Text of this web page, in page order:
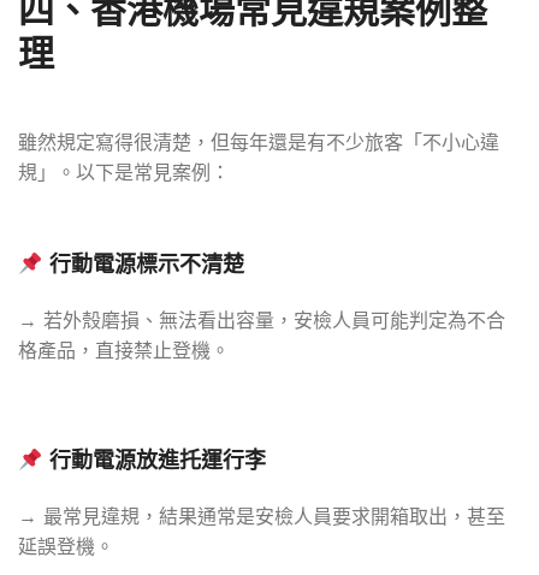
理
雖然規定寫得很清楚，但每年還是有不少旅客「不小心違
規」。以下是常見案例：
行動電源標示不清楚
→ 若外殼磨損、無法看出容量，安檢人員可能判定為不合
格產品，直接禁止登機。
行動電源放進托運行李
→ 最常見違規，結果通常是安檢人員要求開箱取出，甚至
延誤登機。